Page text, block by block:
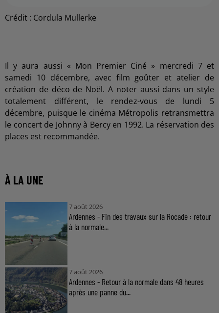
Crédit : Cordula Mullerke
Il y aura aussi « Mon Premier Ciné » mercredi 7 et
samedi 10 décembre, avec film goûter et atelier de
création de déco de Noël. A noter aussi dans un style
totalement différent, le rendez-vous de lundi 5
décembre, puisque le cinéma Métropolis retransmettra
le concert de Johnny à Bercy en 1992. La réservation des
places est recommandée.
À LA UNE
7 août 2026
Ardennes - Fin des travaux sur la Rocade : retour
à la normale...
7 août 2026
Ardennes - Retour à la normale dans 48 heures
après une panne du...